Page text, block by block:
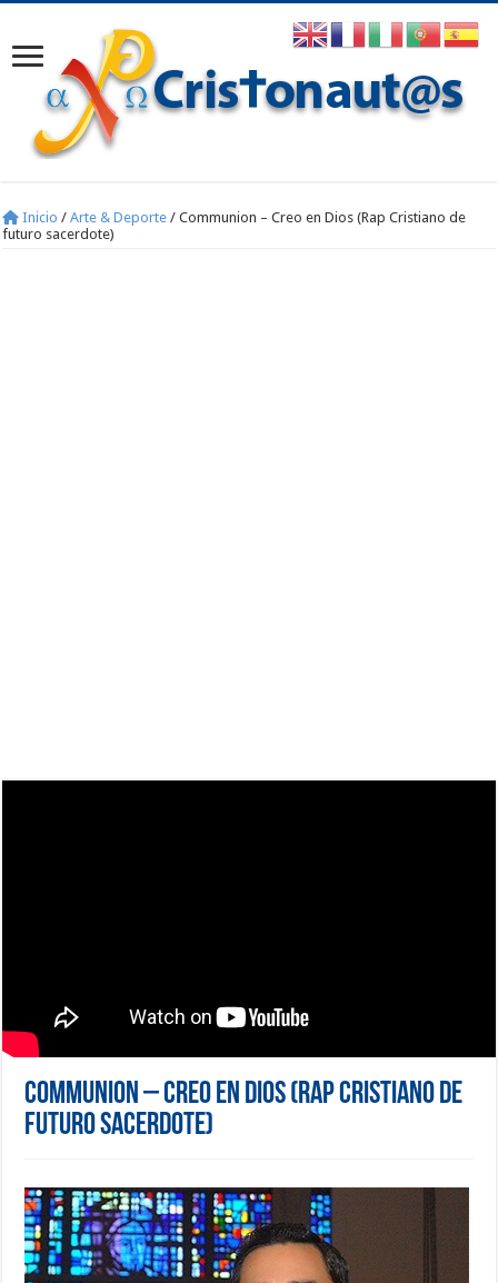
Inicio / Arte & Deporte / Communion – Creo en Dios (Rap Cristiano de
futuro sacerdote)
Communion – Creo en Dios (Rap Cristiano de
futuro sacerdote)